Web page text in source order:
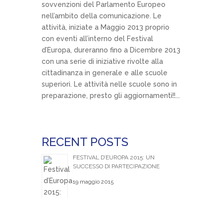
sovvenzioni del Parlamento Europeo
nell’ambito della comunicazione. Le
attività, iniziate a Maggio 2013 proprio
con eventi all’interno del Festival
d’Europa, dureranno fino a Dicembre 2013
con una serie di iniziative rivolte alla
cittadinanza in generale e alle scuole
superiori. Le attività nelle scuole sono in
preparazione, presto gli aggiornamenti!!...
RECENT POSTS
FESTIVAL D’EUROPA 2015: UN
SUCCESSO DI PARTECIPAZIONE
19 maggio 2015